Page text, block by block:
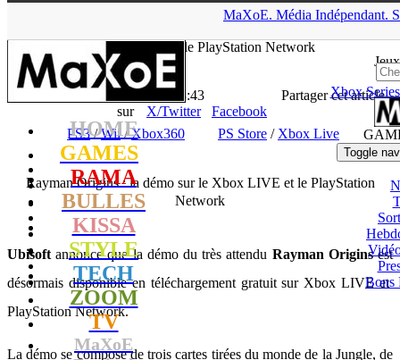
MaXoE. Média Indépendant.
HOME
GAMES
RAMA
BULLES
KISSA
STYLE
TECH
ZOOM
TV
MaXoE
Jeux
Xbox
Toggle
Bons
le Xbox LIVE et le PlayStation Network
- 10.11.11, 13:43
Partager cet article
sur
X/Twitter
Facebook
PS3/Wii/Xbox360 PS Store / Xbox Live
Rayman Origins : la démo sur le Xbox LIVE et le PlayStation
Network
Ubisoft annonce que la démo du très attendu Rayman Originsest
désormais disponible en téléchargement gratuit sur Xbox LIVE et
PlayStation Network.
La démo se compose de trois cartes tirées du monde de la Jungle, de